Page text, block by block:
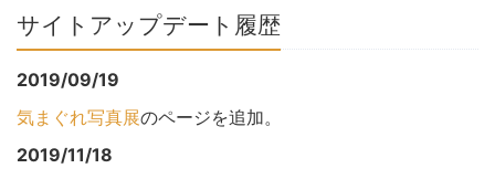
サイトアップデート履歴
2019/09/19
気まぐれ写真展のページを追加。
2019/11/18